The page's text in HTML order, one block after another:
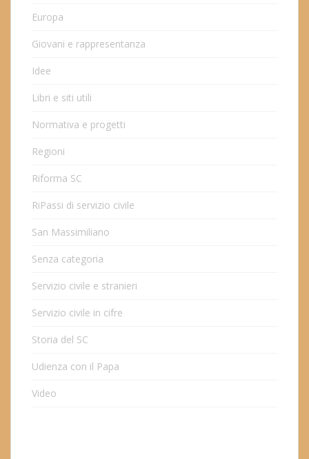
Europa
Giovani e rappresentanza
Idee
Libri e siti utili
Normativa e progetti
Regioni
Riforma SC
RiPassi di servizio civile
San Massimiliano
Senza categoria
Servizio civile e stranieri
Servizio civile in cifre
Storia del SC
Udienza con il Papa
Video